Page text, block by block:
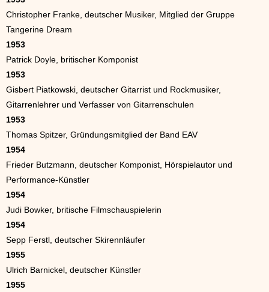
Christopher Franke, deutscher Musiker, Mitglied der Gruppe
Tangerine Dream
1953
Patrick Doyle, britischer Komponist
1953
Gisbert Piatkowski, deutscher Gitarrist und Rockmusiker,
Gitarrenlehrer und Verfasser von Gitarrenschulen
1953
Thomas Spitzer, Gründungsmitglied der Band EAV
1954
Frieder Butzmann, deutscher Komponist, Hörspielautor und
Performance-Künstler
1954
Judi Bowker, britische Filmschauspielerin
1954
Sepp Ferstl, deutscher Skirennläufer
1955
Ulrich Barnickel, deutscher Künstler
1955